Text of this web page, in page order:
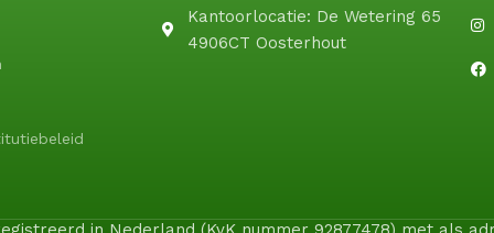
Kantoorlocatie: De Wetering 65
4906CT Oosterhout